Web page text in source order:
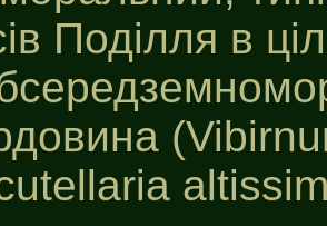
Поділля в